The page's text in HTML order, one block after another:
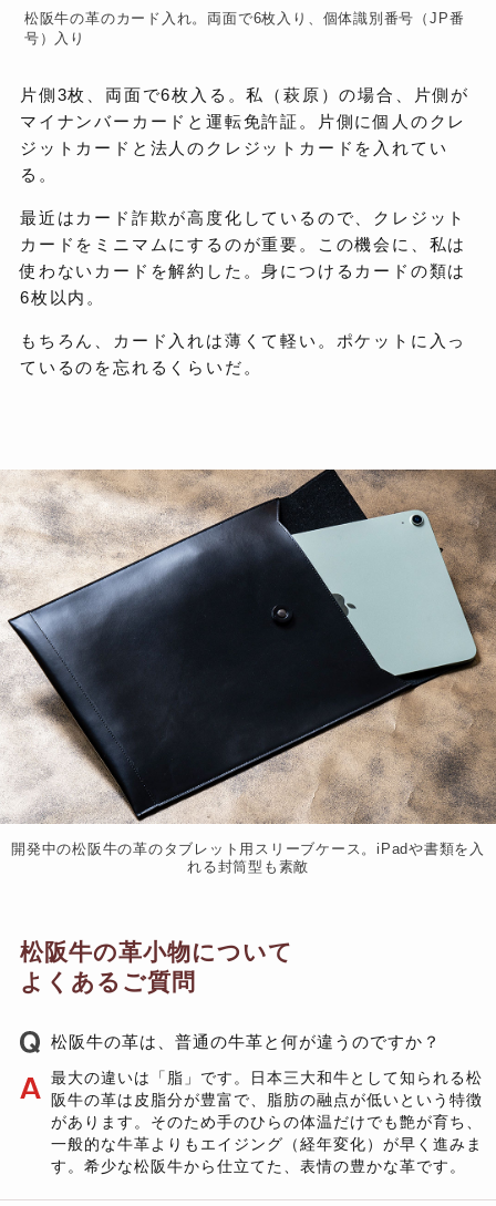
松阪牛の革のカード入れ。両面で6枚入り、個体識別番号（JP番
号）入り
片側3枚、両面で6枚入る。私（萩原）の場合、片側が
マイナンバーカードと運転免許証。片側に個人のクレ
ジットカードと法人のクレジットカードを入れてい
る。
最近はカード詐欺が高度化しているので、クレジット
カードをミニマムにするのが重要。この機会に、私は
使わないカードを解約した。身につけるカードの類は
6枚以内。
もちろん、カード入れは薄くて軽い。ポケットに入っ
ているのを忘れるくらいだ。
開発中の松阪牛の革のタブレット用スリーブケース。iPadや書類を入
れる封筒型も素敵
松阪牛の革小物について
よくあるご質問
松阪牛の革は、普通の牛革と何が違うのですか？
最大の違いは「脂」です。日本三大和牛として知られる松
阪牛の革は皮脂分が豊富で、脂肪の融点が低いという特徴
があります。そのため手のひらの体温だけでも艶が育ち、
一般的な牛革よりもエイジング（経年変化）が早く進みま
す。希少な松阪牛から仕立てた、表情の豊かな革です。